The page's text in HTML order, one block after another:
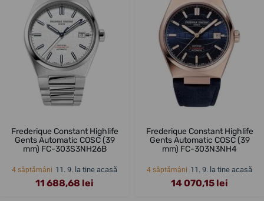
Frederique Constant Highlife
Gents Automatic COSC (39
mm) FC-303S3NH26B
4 săptămâni 11. 9. la tine acasă
11 688,68 lei
Frederique Constant Highlife
Gents Automatic COSC (39
mm) FC-303N3NH4
4 săptămâni 11. 9. la tine acasă
14 070,15 lei